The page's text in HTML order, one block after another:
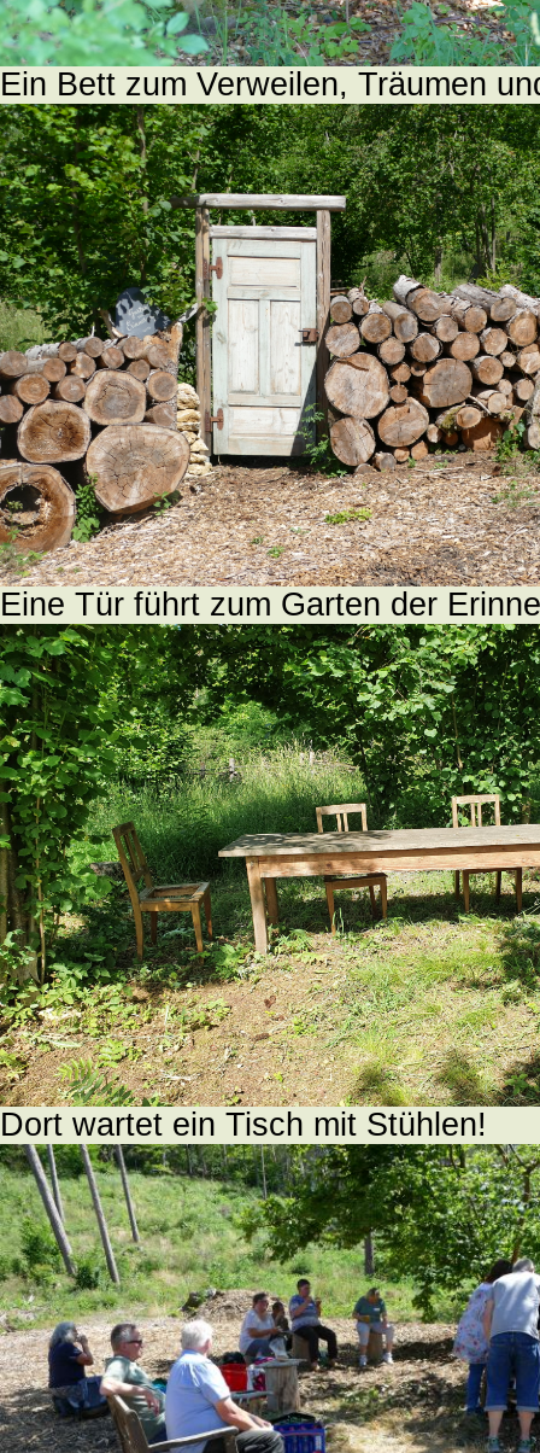
Ein Bett zum Verweilen, Träumen
Eine Tür führt zum Garten der
Dort wartet ein Tisch mit Stühlen!